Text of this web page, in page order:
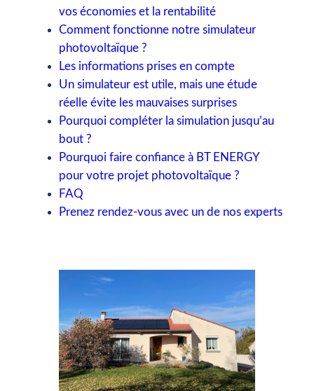
vos économies et la rentabilité
Comment fonctionne notre simulateur
photovoltaïque ?
Les informations prises en compte
Un simulateur est utile, mais une étude
réelle évite les mauvaises surprises
Pourquoi compléter la simulation jusqu’au
bout ?
Pourquoi faire confiance à BT ENERGY
pour votre projet photovoltaïque ?
FAQ
Prenez rendez-vous avec un de nos experts